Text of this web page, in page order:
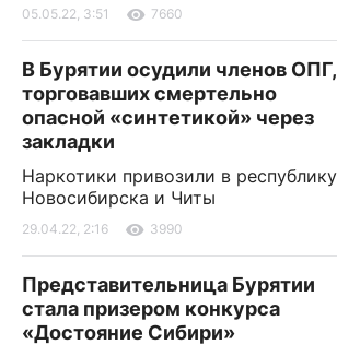
05.05.22, 3:51 7660
В Бурятии осудили членов ОПГ,
торговавших смертельно
опасной «синтетикой» через
закладки
Наркотики привозили в
Новосибирска и Читы
29.04.22, 2:16 3990
Представительница Бурятии
стала призером конкурса
«Достояние Сибири»